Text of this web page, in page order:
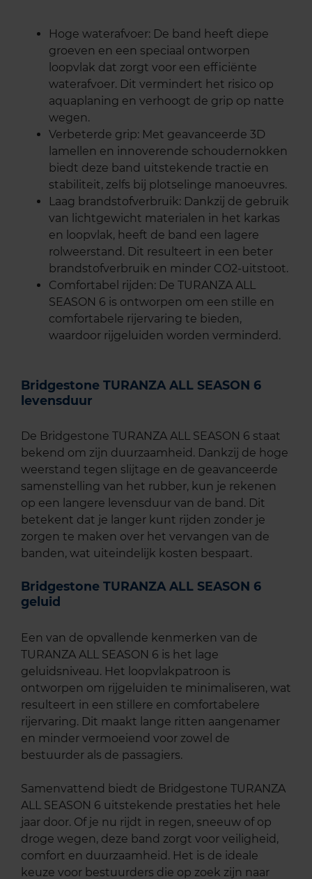
Hoge waterafvoer: De band heeft diepe
groeven en een speciaal ontworpen
loopvlak dat zorgt voor een efficiënte
waterafvoer. Dit vermindert het risico op
aquaplaning en verhoogt de grip op natte
wegen.
Verbeterde grip: Met geavanceerde 3D
lamellen en innoverende schoudernokken
biedt deze band uitstekende tractie en
stabiliteit, zelfs bij plotselinge manoeuvres.
Laag brandstofverbruik: Dankzij de gebruik
van lichtgewicht materialen in het karkas
en loopvlak, heeft de band een lagere
rolweerstand. Dit resulteert in een beter
brandstofverbruik en minder CO2-uitstoot.
Comfortabel rijden: De TURANZA ALL
SEASON 6 is ontworpen om een stille en
comfortabele rijervaring te bieden,
waardoor rijgeluiden worden verminderd.
Bridgestone TURANZA ALL SEASON 6
levensduur
De Bridgestone TURANZA ALL SEASON 6 staat
bekend om zijn duurzaamheid. Dankzij de hoge
weerstand tegen slijtage en de geavanceerde
samenstelling van het rubber, kun je rekenen
op een langere levensduur van de band. Dit
betekent dat je langer kunt rijden zonder je
zorgen te maken over het vervangen van de
banden, wat uiteindelijk kosten bespaart.
Bridgestone TURANZA ALL SEASON 6
geluid
Een van de opvallende kenmerken van de
TURANZA ALL SEASON 6 is het lage
geluidsniveau. Het loopvlakpatroon is
ontworpen om rijgeluiden te minimaliseren, wat
resulteert in een stillere en comfortabelere
rijervaring. Dit maakt lange ritten aangenamer
en minder vermoeiend voor zowel de
bestuurder als de passagiers.
Samenvattend biedt de Bridgestone TURANZA
ALL SEASON 6 uitstekende prestaties het hele
jaar door. Of je nu rijdt in regen, sneeuw of op
droge wegen, deze band zorgt voor veiligheid,
comfort en duurzaamheid. Het is de ideale
keuze voor bestuurders die op zoek zijn naar